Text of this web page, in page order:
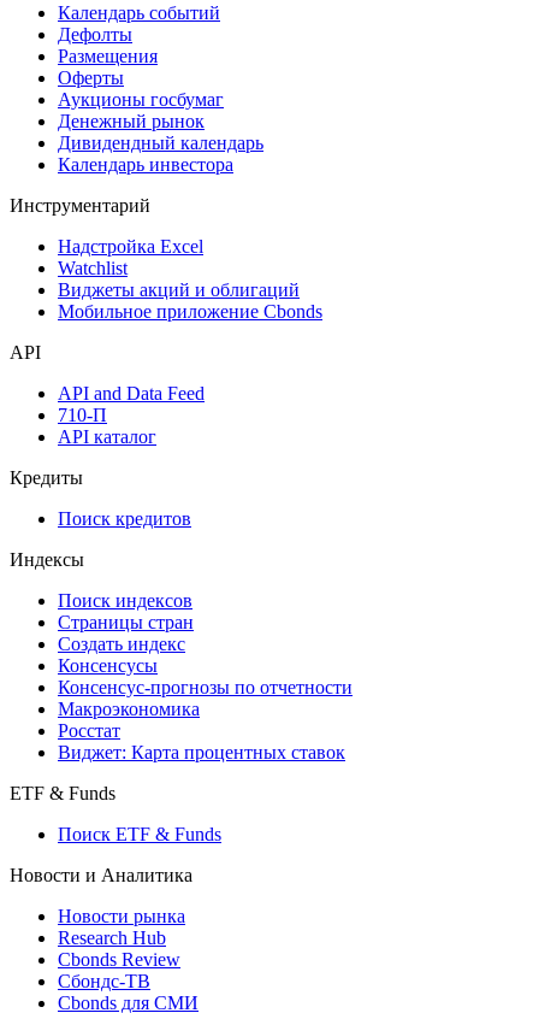
Календарь событий
Дефолты
Размещения
Оферты
Аукционы госбумаг
Денежный рынок
Дивидендный календарь
Календарь инвестора
Инструментарий
Надстройка Excel
Watchlist
Виджеты акций и облигаций
Мобильное приложение Cbonds
API
API and Data Feed
710-П
API каталог
Кредиты
Поиск кредитов
Индексы
Поиск индексов
Страницы стран
Создать индекс
Консенсусы
Консенсус-прогнозы по отчетности
Макроэкономика
Росстат
Виджет: Карта процентных ставок
ETF & Funds
Поиск ETF & Funds
Новости и Аналитика
Новости рынка
Research Hub
Cbonds Review
Сбондс-ТВ
Cbonds для СМИ